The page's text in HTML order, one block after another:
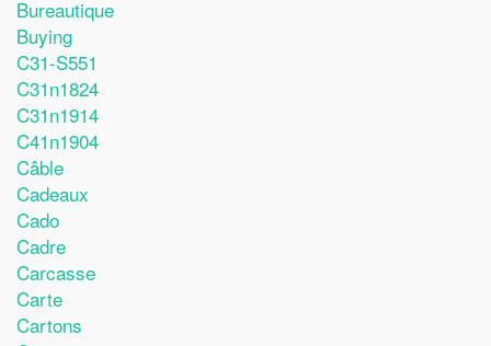
Bureautique
Buying
C31-S551
C31n1824
C31n1914
C41n1904
Câble
Cadeaux
Cado
Cadre
Carcasse
Carte
Cartons